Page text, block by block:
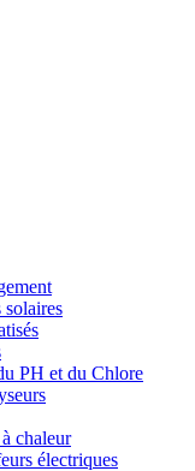
solaires
PH et du Chlore
chaleur
électriques